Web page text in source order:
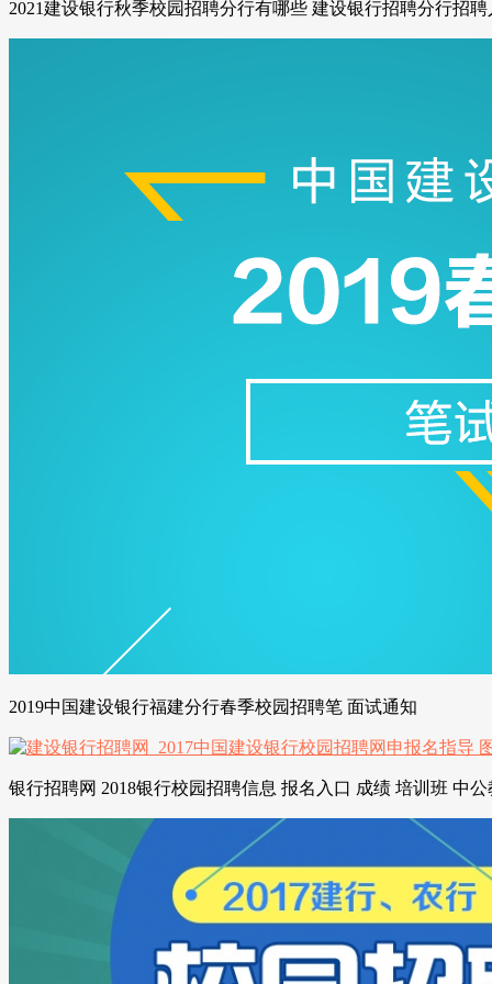
2021建设银行秋季校园招聘分行有哪些 建设银行招聘分行招聘
2019中国建设银行福建分行春季校园招聘笔 面试通知
银行招聘网 2018银行校园招聘信息 报名入口 成绩 培训班 中